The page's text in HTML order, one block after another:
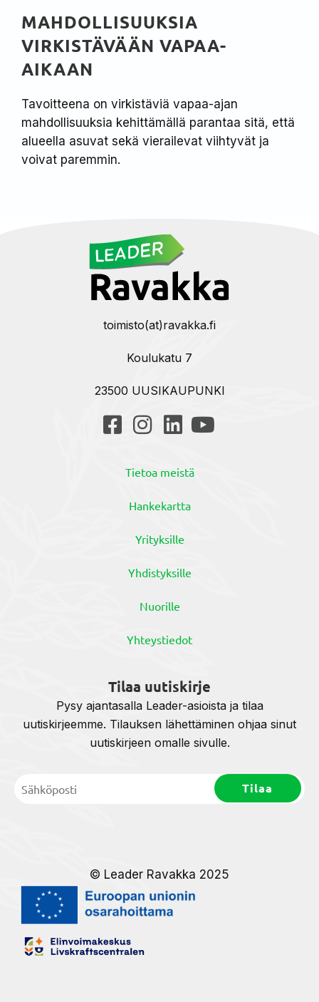
MAHDOLLISUUKSIA
VIRKISTÄVÄÄN VAPAA-
AIKAAN
Tavoitteena on virkistäviä vapaa-ajan
mahdollisuuksia kehittämällä parantaa sitä, että
alueella asuvat sekä vierailevat viihtyvät ja
voivat paremmin.
toimisto(at)ravakka.fi
Koulukatu 7
23500 UUSIKAUPUNKI
Tietoa meistä
Hankekartta
Yrityksille
Yhdistyksille
Nuorille
Yhteystiedot
Tilaa uutiskirje
Pysy ajantasalla Leader-asioista ja tilaa
uutiskirjeemme. Tilauksen lähettäminen ohjaa sinut
uutiskirjeen omalle sivulle.
© Leader Ravakka 2025